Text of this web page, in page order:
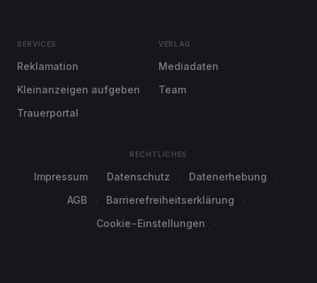
SERVICES
Reklamation
Kleinanzeigen aufgeben
Trauerportal
VERLAG
Mediadaten
Team
RECHTLICHES
Impressum Datenschutz
Datenerhebung
AGB
Barrierefreiheitserklärung
Cookie-Einstellungen